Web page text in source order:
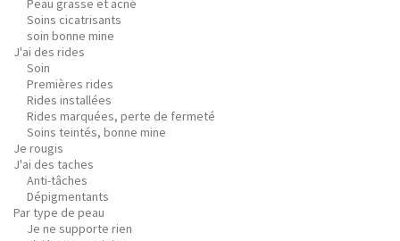
Peau grasse et acné
Soins cicatrisants
soin bonne mine
J'ai des rides
Soin
Premières rides
Rides installées
Rides marquées, perte de fermeté
Soins teintés, bonne mine
Je rougis
J'ai des taches
Anti-tâches
Dépigmentants
Par type de peau
Je ne supporte rien